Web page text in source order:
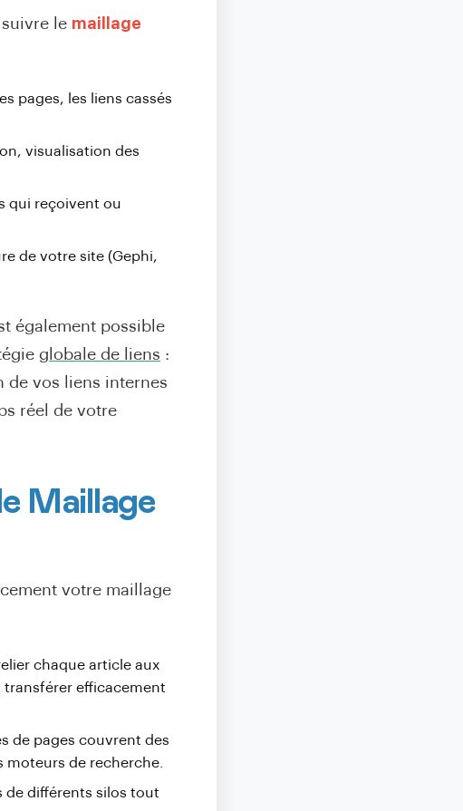
suivre le maillage
pages, les liens cassés
visualisation des
qui reçoivent ou
de votre site (Gephi,
également possible
globale de liens :
de vos liens internes
réel de votre
Maillage
votre maillage
chaque article aux
efficacement
de pages couvrent des
de recherche.
de différents silos tout